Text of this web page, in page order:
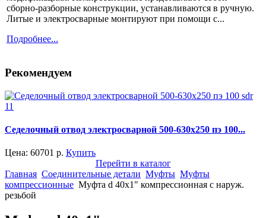
сборно-разборные конструкции, устанавливаются в ручную.
Литые и электросварные монтируют при помощи с...
Подробнее...
Рекомендуем
Седелочный отвод электросварной 500-630x250 пэ 100...
Цена: 60701 р. Купить
Перейти в каталог
Главная Соединительные детали Муфты Муфты
компрессионные Муфта d 40x1" компрессионная с наруж.
резьбой